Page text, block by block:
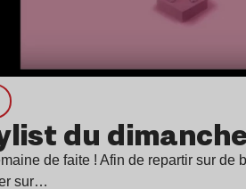
du dimanche
de faite ! Afin de repartir sur de
sur…